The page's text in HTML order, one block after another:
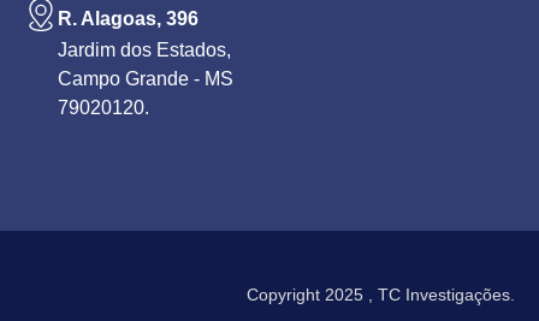
R. Alagoas, 396
Jardim dos Estados,
Campo Grande - MS
79020120.
Copyright 2025 , TC Investigações.